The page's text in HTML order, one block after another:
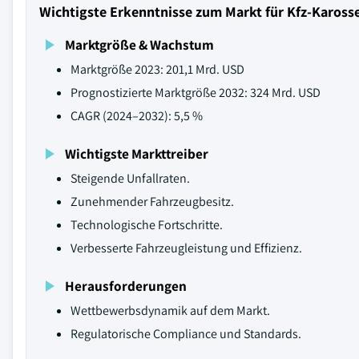
Wichtigste Erkenntnisse zum Markt für Kfz-
Marktgröße & Wachstum
Marktgröße 2023: 201,1 Mrd. USD
Prognostizierte Marktgröße 2032: 324 Mrd. USD
CAGR (2024–2032): 5,5 %
Wichtigste Markttreiber
Steigende Unfallraten.
Zunehmender Fahrzeugbesitz.
Technologische Fortschritte.
Verbesserte Fahrzeugleistung und Effizienz.
Herausforderungen
Wettbewerbsdynamik auf dem Markt.
Regulatorische Compliance und Standards.